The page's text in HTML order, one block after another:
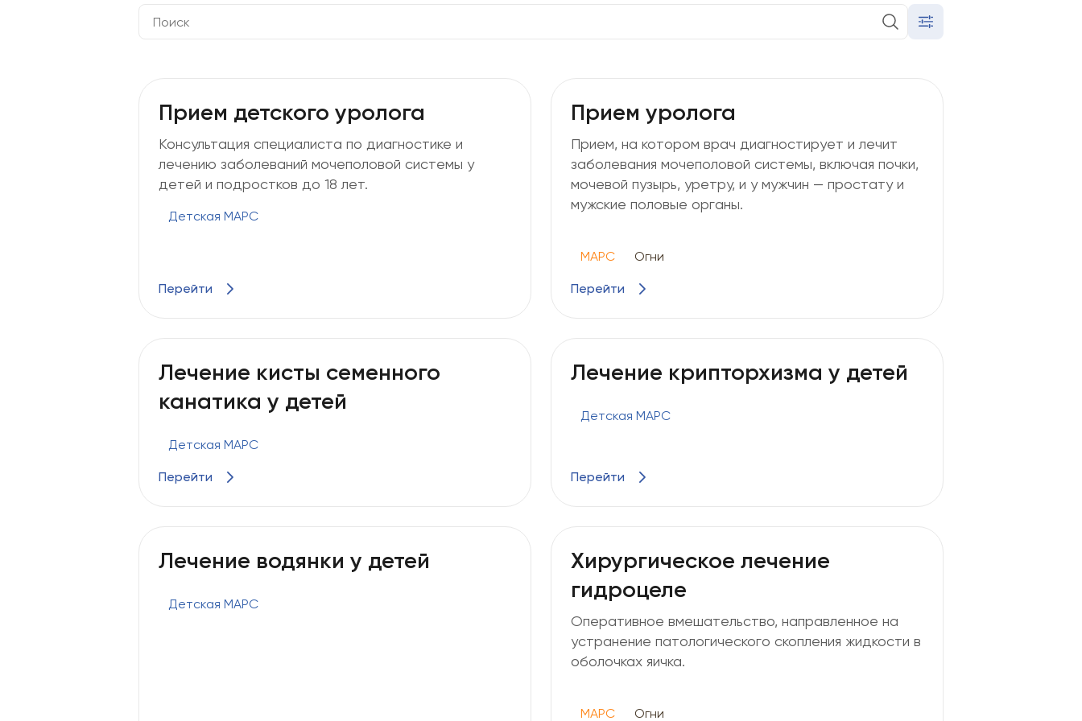
Прием детского уролога
Консультация специалиста по диагностике и
лечению заболеваний мочеполовой системы у
детей и подростков до 18 лет.
Детская МАРС
Перейти
Прием уролога
Прием, на котором врач диагностирует и лечит
заболевания мочеполовой системы, включая почки,
мочевой пузырь, уретру, и у мужчин — простату и
мужские половые органы.
МАРС Огни
Перейти
Лечение кисты семенного
канатика у детей
Детская МАРС
Перейти
Лечение крипторхизма у детей
Детская МАРС
Перейти
Лечение водянки у детей
Детская МАРС
Хирургическое лечение
гидроцеле
Оперативное вмешательство, направленное на
устранение патологического скопления жидкости в
оболочках яичка.
МАРС Огни